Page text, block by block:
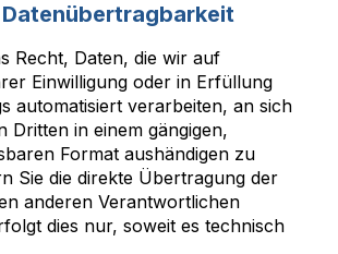
Recht, Daten, die wir auf
Einwilligung oder in Erfüllung
automatisiert verarbeiten, an sich
Dritten in einem gängigen,
Format aushändigen zu
Sie die direkte Übertragung der
anderen Verantwortlichen
dies nur, soweit es technisch